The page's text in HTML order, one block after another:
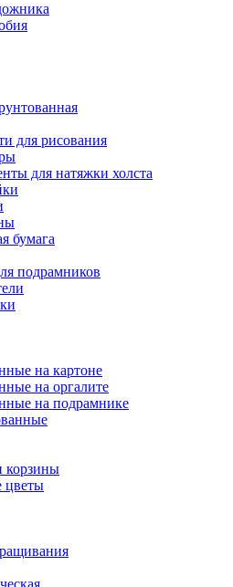
для рисования
для натяжки холста
бумага
подрамников
на картоне
на оргалите
на подрамнике
корзины
цветы